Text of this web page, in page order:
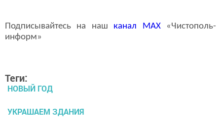
Подписывайтесь на наш канал MAX«Чистополь-
информ»
Теги:
НОВЫЙ ГОД
УКРАШАЕМ ЗДАНИЯ